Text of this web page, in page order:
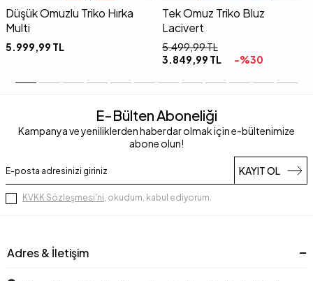
Düşük Omuzlu Triko Hırka
Multi
5.999,99 TL
Tek Omuz Triko Bluz
Lacivert
5.499,99TL
3.849,99 TL -%30
E-Bülten Aboneliği
Kampanya ve yeniliklerden haberdar olmak için e-bültenimize
abone olun!
KAYIT OL
KVKK Sözleşmesi'ni, okudum, kabul ediyorum.
Adres & İletişim